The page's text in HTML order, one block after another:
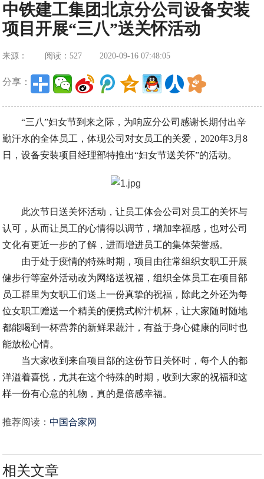
中铁建工集团北京分公司设备安装
项目开展“三八”送关怀活动
来源： 阅读：527 2020-09-16 07:48:05
分享：
“三八”妇女节到来之际，为响应分公司感谢长期付出辛
勤汗水的全体员工，体现公司对女员工的关爱，2020年3月8
日，设备安装项目经理部特推出“妇女节送关怀”的活动。
此次节日送关怀活动，让员工体会公司对员工的关怀与
认可，从而让员工的心情得以调节，增加幸福感，也对公司
文化有更近一步的了解，进而增进员工的集体荣誉感。
由于处于疫情的特殊时期，项目由往常组织女职工开展
健步行等室外活动改为网络送祝福，组织全体员工在项目部
员工群里为女职工们送上一份真挚的祝福，除此之外还为每
位女职工赠送一个精美的便携式榨汁机杯，让大家随时随地
都能喝到一杯营养的新鲜果蔬汁，有益于身心健康的同时也
能放松心情。
当大家收到来自项目部的这份节日关怀时，每个人的都
洋溢着喜悦，尤其在这个特殊的时期，收到大家的祝福和这
样一份有心意的礼物，真的是倍感幸福。
推荐阅读：中国合家网
相关文章